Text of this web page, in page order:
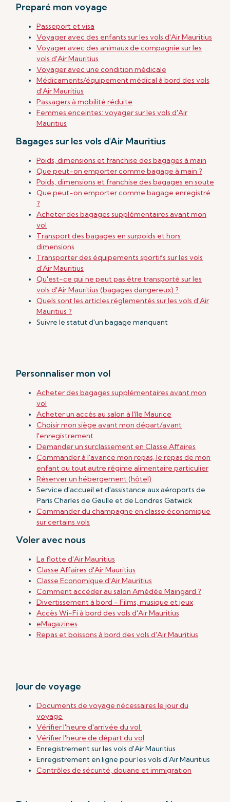
Preparé mon voyage
Passeport et visa
Voyager avec des enfants sur les vols d'Air Mauritius
Voyager avec des animaux de compagnie sur les
vols d'Air Mauritius
Voyager avec une condition médicale
Médicaments/équipement médical à bord des vols
d'Air Mauritius
Passagers à mobilité réduite
Femmes enceintes: voyager sur les vols d'Air
Mauritius
Bagages sur les vols d'Air Mauritius
Poids, dimensions et franchise des bagages à main
Que peut-on emporter comme bagage à main ?
Poids, dimensions et franchise des bagages en soute
Que peut-on emporter comme bagage enregistré
?
Acheter des bagages supplémentaires avant mon
vol
Transport des bagages en surpoids et hors
dimensions
Transporter des équipements sportifs sur les vols
d'Air Mauritius
Qu'est-ce qui ne peut pas être transporté sur les
vols d'Air Mauritius (bagages dangereux) ?
Quels sont les articles réglementés sur les vols d'Air
Mauritius ?
Suivre le statut d'un bagage manquant
Personnaliser mon vol
Acheter des bagages supplémentaires avant mon
vol
Acheter un accès au salon à l'île Maurice
Choisir mon siège avant mon départ/avant
l'enregistrement
Demander un surclassement en Classe Affaires
Commander à l'avance mon repas, le repas de mon
enfant ou tout autre régime alimentaire particulier
Réserver un hébergement (hôtel)
Service d'accueil et d'assistance aux aéroports de
Paris Charles de Gaulle et de Londres Gatwick
Commander du champagne en classe économique
sur certains vols
Voler avec nous
La flotte d'Air Mauritius
Classe Affaires d'Air Mauritius
Classe Economique d'Air Mauritius
Comment accéder au salon Amédée Maingard ?
Divertissement à bord - Films, musique et jeux
Accès Wi-Fi à bord des vols d'Air Mauritius
eMagazines
Repas et boissons à bord des vols d'Air Mauritius
Jour de voyage
Documents de voyage nécessaires le jour du
voyage
Vérifier l'heure d'arrivée du vol
Vérifier l'heure de départ du vol
Enregistrement sur les vols d'Air Mauritius
Enregistrement en ligne pour les vols d'Air Mauritius
Contrôles de sécurité, douane et immigration